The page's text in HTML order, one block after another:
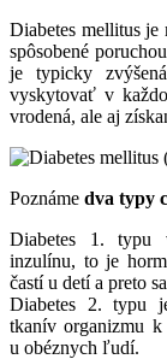
Diabetes mellitus je
spôsobené
je typicky
vyskytovať v
vrodená, ale aj
Poznáme dva typy
Diabetes 1. typu
inzulínu, to je
častí u detí a preto
Diabetes 2. typu
tkanív organizmu
u obéznych ľudí.